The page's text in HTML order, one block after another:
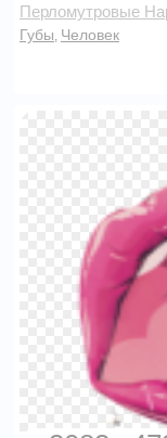
Перломутровые
Губы Человек